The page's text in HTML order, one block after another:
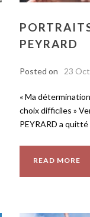
PEYRARD
Posted on 23
« Ma
choix difficiles »
PEYRARD a quitté
READ MORE